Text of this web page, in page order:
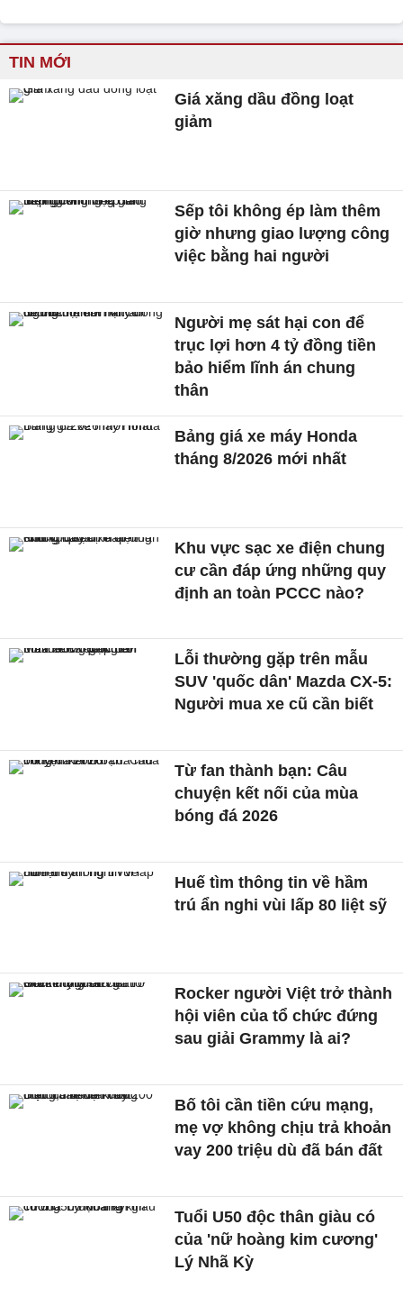
TIN MỚI
Giá xăng dầu đồng loạt
giảm
Sếp tôi không ép làm thêm
giờ nhưng giao lượng công
việc bằng hai người
Người mẹ sát hại con để
trục lợi hơn 4 tỷ đồng tiền
bảo hiểm lĩnh án chung
thân
Bảng giá xe máy Honda
tháng 8/2026 mới nhất
Khu vực sạc xe điện chung
cư cần đáp ứng những quy
định an toàn PCCC nào?
Lỗi thường gặp trên mẫu
SUV 'quốc dân' Mazda CX-5:
Người mua xe cũ cần biết
Từ fan thành bạn: Câu
chuyện kết nối của mùa
bóng đá 2026
Huế tìm thông tin về hầm
trú ẩn nghi vùi lấp 80 liệt sỹ
Rocker người Việt trở thành
hội viên của tổ chức đứng
sau giải Grammy là ai?
Bố tôi cần tiền cứu mạng,
mẹ vợ không chịu trả khoản
vay 200 triệu dù đã bán đất
Tuổi U50 độc thân giàu có
của 'nữ hoàng kim cương'
Lý Nhã Kỳ